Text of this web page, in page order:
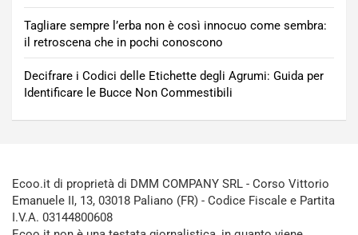
Tagliare sempre l’erba non è così innocuo come sembra:
il retroscena che in pochi conoscono
Decifrare i Codici delle Etichette degli Agrumi: Guida per
Identificare le Bucce Non Commestibili
Ecoo.it di proprietà di DMM COMPANY SRL - Corso Vittorio
Emanuele II, 13, 03018 Paliano (FR) - Codice Fiscale e Partita
I.V.A. 03144800608